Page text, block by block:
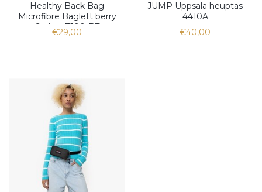
Healthy Back Bag
Microfibre Baglett berry
Sorbet 7100-BT
€29,00
JUMP Uppsala heuptas
4410A
€40,00